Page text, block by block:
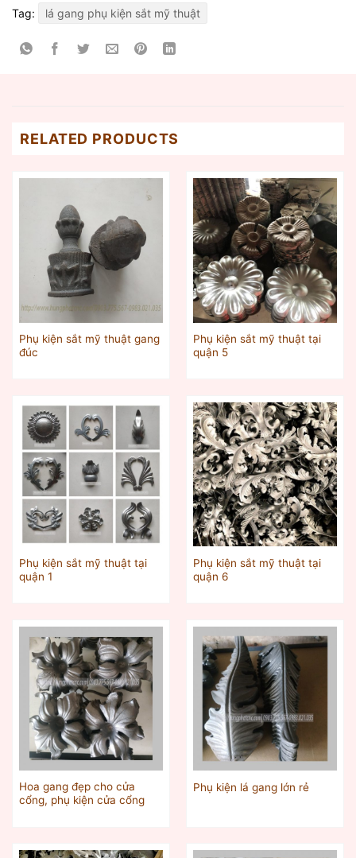
Tag:
lá gang phụ kiện sắt mỹ thuật
RELATED PRODUCTS
Phụ kiện sắt mỹ thuật gang
đúc
Phụ kiện sắt mỹ thuật tại
quận 5
Phụ kiện sắt mỹ thuật tại
quận 1
Phụ kiện sắt mỹ thuật tại
quận 6
Hoa gang đẹp cho cửa
cổng, phụ kiện cửa cổng
Phụ kiện lá gang lớn rẻ